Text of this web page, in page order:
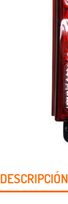
DESCRIPCIÓN